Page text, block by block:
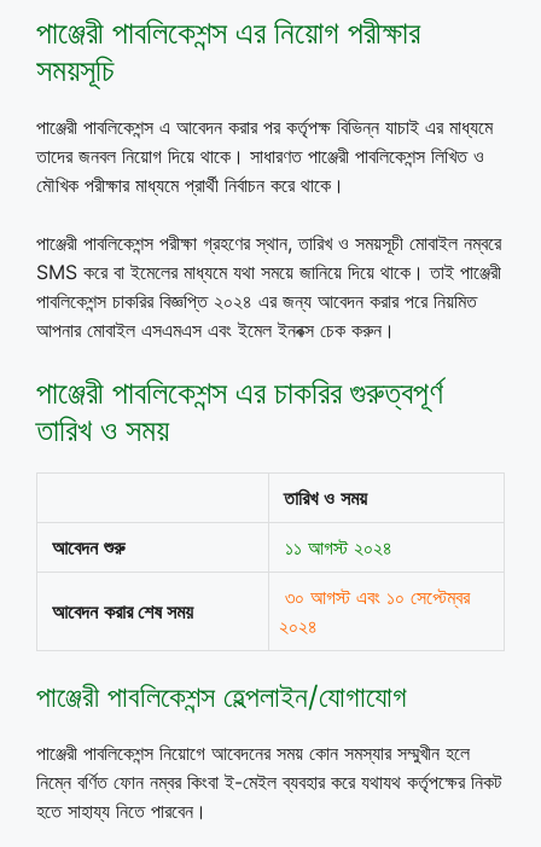
পাঞ্জেরী পাবলিকেশন্স এর নিয়োগ পরীক্ষার
সময়সূচি
পাঞ্জেরী পাবলিকেশন্স এ আবেদন করার পর কর্তৃপক্ষ বিভিন্ন যাচাই এর মাধ্যমে
তাদের জনবল নিয়োগ দিয়ে থাকে। সাধারণত পাঞ্জেরী পাবলিকেশন্স লিখিত ও
মৌখিক পরীক্ষার মাধ্যমে প্রার্থী নির্বাচন করে থাকে।
পাঞ্জেরী পাবলিকেশন্স পরীক্ষা গ্রহণের স্থান, তারিখ ও সময়সূচী মোবাইল নম্বরে
SMS করে বা ইমেলের মাধ্যমে যথা সময়ে জানিয়ে দিয়ে থাকে। তাই পাঞ্জেরী
পাবলিকেশন্স চাকরির বিজ্ঞপ্তি ২০২৪ এর জন্য আবেদন করার পরে নিয়মিত
আপনার মোবাইল এসএমএস এবং ইমেল ইনবক্স চেক করুন।
পাঞ্জেরী পাবলিকেশন্স এর চাকরির গুরুত্বপূর্ণ
তারিখ ও সময়
তারিখ ও সময়
আবেদন শুরু ১১ আগস্ট ২০২৪
আবেদন করার শেষ সময়
৩০ আগস্ট এবং ১০ সেপ্টেম্বর
২০২৪
পাঞ্জেরী পাবলিকেশন্স হেল্পলাইন/যোগাযোগ
পাঞ্জেরী পাবলিকেশন্স নিয়োগে আবেদনের সময় কোন সমস্যার সম্মুখীন হলে
নিম্নে বর্ণিত ফোন নম্বর কিংবা ই-মেইল ব্যবহার করে যথাযথ কর্তৃপক্ষের নিকট
হতে সাহায্য নিতে পারবেন।